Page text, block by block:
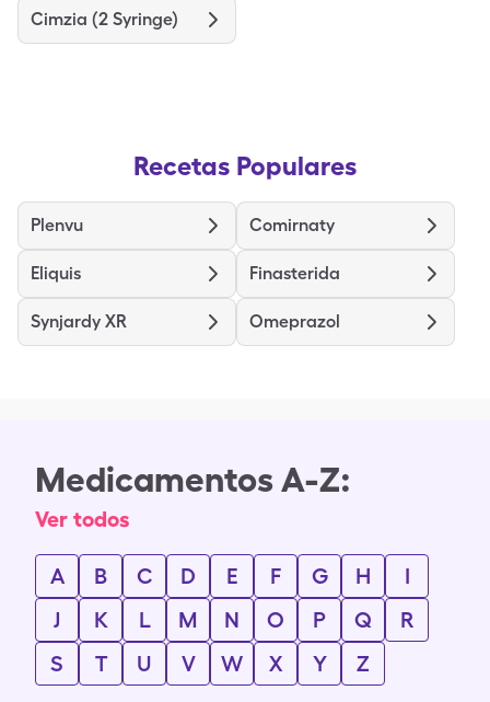
Cimzia (2 Syringe)
Recetas Populares
Plenvu Comirnaty
Eliquis Finasterida
Synjardy XR Omeprazol
Medicamentos A-Z:
Ver todos
A B C D E F G H
I
J
K L M N O P Q
R
S
T U V W X Y Z